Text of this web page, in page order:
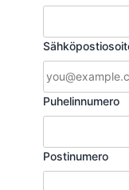
Puhelinnumero
Postinumero